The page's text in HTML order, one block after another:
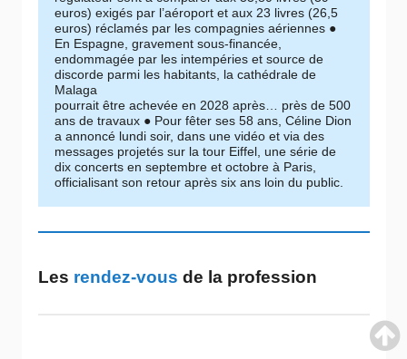
euros) exigés par l’aéroport et aux 23 livres (26,5
euros) réclamés par les compagnies aériennes ●
En Espagne, gravement sous-financée,
endommagée par les intempéries et source de
discorde parmi les habitants, la cathédrale de
Malaga
pourrait être achevée en 2028 après… près de 500
ans de travaux ● Pour fêter ses 58 ans, Céline Dion
a annoncé lundi soir, dans une vidéo et via des
messages projetés sur la tour Eiffel, une série de
dix concerts en septembre et octobre à Paris,
officialisant son retour après six ans loin du public.
Les rendez-vous de la profession